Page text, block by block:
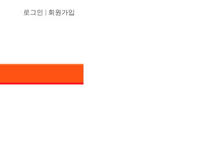
로그인 회원가입